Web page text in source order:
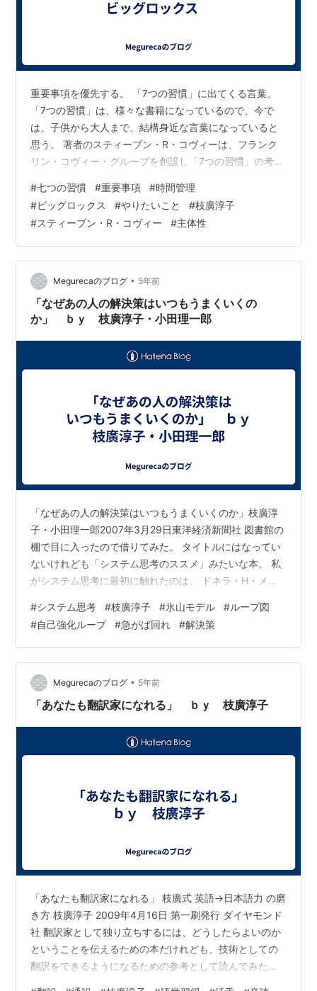
重要事項を優先する。 「7つの習慣」に出てくる言葉。
「7つの習慣」は、様々な書籍になっているので、今で
は、子供から大人まで、結構身近な言葉になっていると
思う。 著者のスティーブン・R・コヴィーは、フランク
リン・コヴィー・グループを創設し「7つの習慣」の考え
ン手帳も、一時、すごくはやった。 私は、こんな高い手
帳使えるか！と思って、使ってないけど。 コヴィーさん
の言う、時間管理の大切さは、理解しているつもり。 私
の手元にあるのは、1997年9月17日の初版第32刷発行。
20年以上前に購入している。 読んでは、感心し、そうだ
そうしよう！とおもうのだ…
#七つの習慣 #重要事項 #時間管理
#ビッグロックス #やりたいこと #枝廣淳子
#スティーブン・R・コヴィー #主体性
Megurecaのブログ • 5年前
「なぜあの人の解決策はいつもうまくいくの
か」 ｂｙ 枝廣淳子・小田理一郎
「なぜあの人の解決策はいつもうまくいくのか」枝廣淳
子・小田理一郎2007年3月29日東洋経済新聞社 図書館の
棚で目に入ったので借りてみた。 タイトルにはなってい
ないけれども「システム思考のススメ」みたいな本。 私
がシステム思考に最初に触れたのは、 ドネラ・H・メド
出版）。訳者が枝廣さんだった。昔の読書メモをみる
と、なんで借りたかわすれた、と書いているのだが、た
くさんメモを書き残している。とても良い本だと思っ
た。 その時に、世のなかで起きていることのダイナミク
スを、「インフロー → ストック → アウトフロー」、と
いう実にシンプルに表現され…
#システム思考 #枝廣淳子 #氷山モデル #ループ図
#自己強化ループ #急がば回れ #解決策
Megurecaのブログ • 5年前
「あなたも翻訳家になれる」 ｂｙ 枝廣淳子
「あなたも翻訳家になれる」 枝廣式 英語→日本語力 の磨
き方 枝廣淳子 2009年4月16日 第一刷発行 ダイヤモンド
社 翻訳家として独り立ちするには、どうしたらよいのか
ということを伝えるための本だけれども、技術としての
翻訳をできるようになるための参考として読んでみた。